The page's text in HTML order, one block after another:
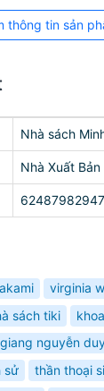
thông tin sản
Nhà sách
Nhà Xuất
virginia
sách tiki
nguyễn
sử
thần thoại